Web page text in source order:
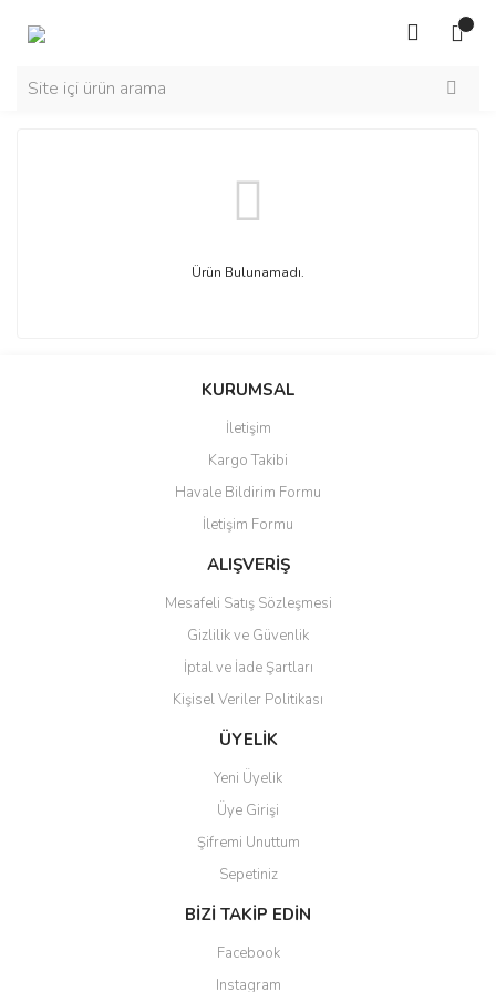
Ürün Bulunamadı.
KURUMSAL
İletişim
Kargo Takibi
Havale Bildirim Formu
İletişim Formu
ALIŞVERİŞ
Mesafeli Satış Sözleşmesi
Gizlilik ve Güvenlik
İptal ve İade Şartları
Kişisel Veriler Politikası
ÜYELİK
Yeni Üyelik
Üye Girişi
Şifremi Unuttum
Sepetiniz
BİZİ TAKİP EDİN
Facebook
Instagram